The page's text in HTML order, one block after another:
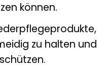
können.
zu halten und